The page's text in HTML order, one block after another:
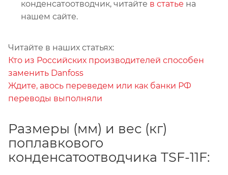
конденсатоотводчик, читайте в статье на
нашем сайте.
Читайте в наших статьях:
Кто из Российских производителей способен
заменить Danfoss
Ждите, авось переведем или как банки РФ
переводы выполняли
Размеры (мм) и вес (кг)
поплавкового
конденсатоотводчика TSF-11F: